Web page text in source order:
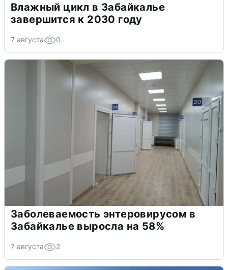
Влажный цикл в Забайкалье
завершится к 2030 году
7 августа 0
Заболеваемость энтеровирусом в
Забайкалье выросла на 58%
7 августа 2